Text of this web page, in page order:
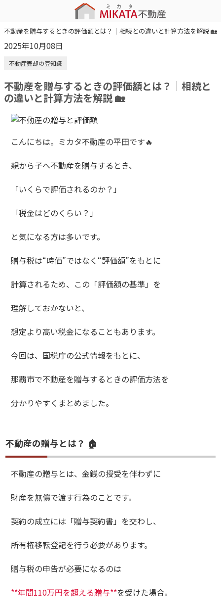
不動産を贈与するときの評価額とは？｜相続との違いと計算方法を解説 🏡
2025年10月08日
不動産売却の豆知識
不動産を贈与するときの評価額とは？｜相続と
の違いと計算方法を解説 🏡
こんにちは。ミカタ不動産の平田です🔥
親から子へ不動産を贈与するとき、
「いくらで評価されるのか？」
「税金はどのくらい？」
と気になる方は多いです。
贈与税は“時価”ではなく“評価額”をもとに
計算されるため、この「評価額の基準」を
理解しておかないと、
想定より高い税金になることもあります。
今回は、国税庁の公式情報をもとに、
那覇市で不動産を贈与するときの評価方法を
分かりやすくまとめました。
不動産の贈与とは？ 🏠
不動産の贈与とは、金銭の授受を伴わずに
財産を無償で渡す行為のことです。
契約の成立には「贈与契約書」を交わし、
所有権移転登記を行う必要があります。
贈与税の申告が必要になるのは
**年間110万円を超える贈与**を受けた場合。